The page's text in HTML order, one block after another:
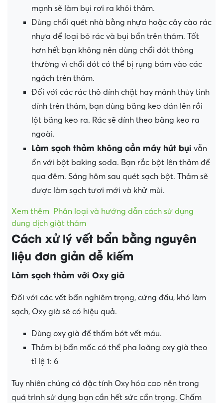
mạnh sẽ làm bụi rơi ra khỏi thảm.
Dùng chổi quét nhà bằng nhựa hoặc cây cào rác
nhựa để loại bỏ rác và bụi bẩn trên thảm. Tốt
hơn hết bạn không nên dùng chổi đót thông
thường vì chổi đót có thể bị rụng bám vào các
ngách trên thảm.
Đối với các rác thô dính chặt hay mảnh thủy tinh
dính trên thảm, bạn dùng băng keo dán lên rồi
lột băng keo ra. Rác sẽ dính theo băng keo ra
ngoài.
Làm sạch thảm không cần máy hút bụi vẫn
ổn với bột baking soda. Bạn rắc bột lên thảm để
qua đêm. Sáng hôm sau quét sạch bột. Thảm sẽ
được làm sạch tươi mới và khử mùi.
Xem thêm Phân loại và hướng dẫn cách sử dụng
dung dịch giặt thảm
Cách xử lý vết bẩn bằng nguyên
liệu đơn giản dễ kiếm
Làm sạch thảm với Oxy già
Đối với các vết bẩn nghiêm trọng, cứng đầu, khó làm
sạch, Oxy già sẽ có hiệu quả.
Dùng oxy già để thấm bớt vết máu.
Thảm bị bẩn mốc có thể pha loãng oxy già theo
tỉ lệ 1: 6
Tuy nhiên chúng có đặc tính Oxy hóa cao nên trong
quá trình sử dụng bạn cần hết sức cẩn trọng. Chấm